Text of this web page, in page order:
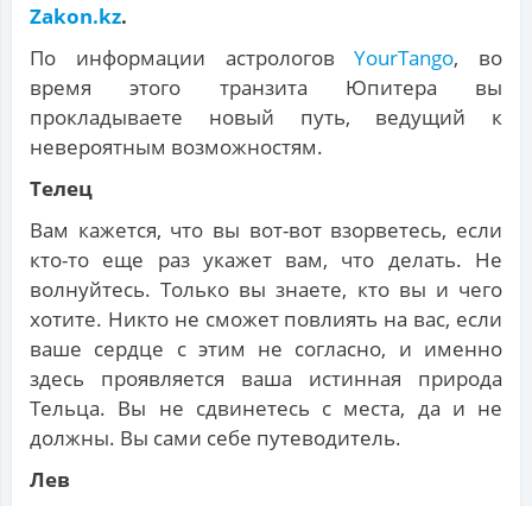
Zakon.kz.
По информации астрологовYourTango, во
время этого транзита Юпитера вы
прокладываете новый путь, ведущий к
невероятным возможностям.
Телец
Вам кажется, что вы вот-вот взорветесь, если
кто-то еще раз укажет вам, что делать. Не
волнуйтесь. Только вы знаете, кто вы и чего
хотите. Никто не сможет повлиять на вас, если
ваше сердце с этим не согласно, и именно
здесь проявляется ваша истинная природа
Тельца. Вы не сдвинетесь с места, да и не
должны. Вы сами себе путеводитель.
Лев